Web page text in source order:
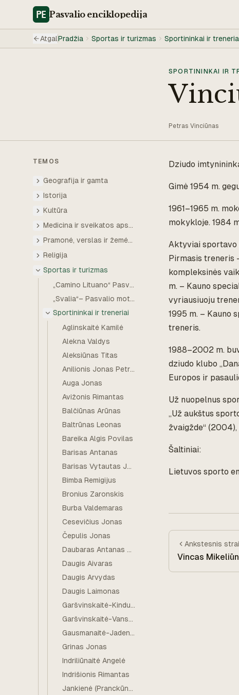
Pasvalioenciklopedija
AtgalPradžia Sportas ir turizmas Sportininkai ir
SPORTININKAI IR
Petras Vinciūnas
TEMOS
Geografija ir gamta
Istorija
Kultūra
Medicina ir sveikatos apsauga
Pramonė, verslas ir žemės ūkis
Religija
Sportas ir turizmas
„Camino Lituano“ Pasvalio rajone
„Svalia“– Pasvalio moterų rankinio komanda
Sportininkai ir treneriai
Aglinskaitė Kamilė
Alekna Valdys
Aleksiūnas Titas
Anilionis Jonas Petras
Auga Jonas
Avižonis Rimantas
Balčiūnas Arūnas
Baltrūnas Leonas
Bareika Algis Povilas
Barisas Antanas
Barisas Vytautas Jurgis
Bimba Remigijus
Bronius Zaronskis
Burba Valdemaras
Cesevičius Jonas
Čepulis Jonas
Daubaras Antanas Rimantas
Daugis Aivaras
Daugis Arvydas
Daugis Laimonas
Garšvinskaitė-Kindurienė Genovaitė
Garšvinskaitė-Vansavičienė Marytė
Gausmanaitė-Jadenkienė Melanija
Grinas Jonas
Indriliūnaitė Angelė
Indrišionis Rimantas
Jankienė (Pranckūnaitė) Zita
Dziudo
Gimė 1954 m.
1961–1965 m.
mokykloje. 1984
Aktyviai sportavo
Pirmasis treneris
kompleksinės
m. – Kauno
vyriausiuoju
1995 m. – Kauno
treneris.
1988–2002 m.
dziudo klubo
Europos ir
Už nuopelnus
„Už aukštus
žvaigžde“
Šaltiniai:
Lietuvos sporto
Ankstesnis
Vincas